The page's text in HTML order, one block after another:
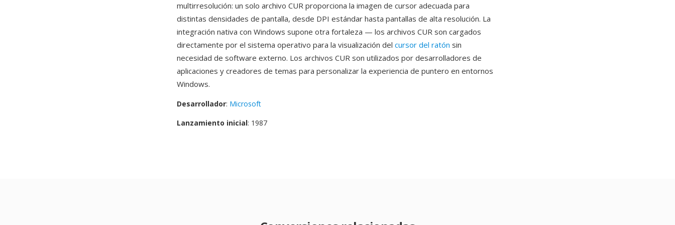
multirresolución: un solo archivo CUR proporciona la imagen de cursor adecuada para
distintas densidades de pantalla, desde DPI estándar hasta pantallas de alta resolución. La
integración nativa con Windows supone otra fortaleza — los archivos CUR son cargados
directamente por el sistema operativo para la visualización del cursor del ratón sin
necesidad de software externo. Los archivos CUR son utilizados por desarrolladores de
aplicaciones y creadores de temas para personalizar la experiencia de puntero en entornos
Windows.
Desarrollador: Microsoft
Lanzamiento inicial: 1987